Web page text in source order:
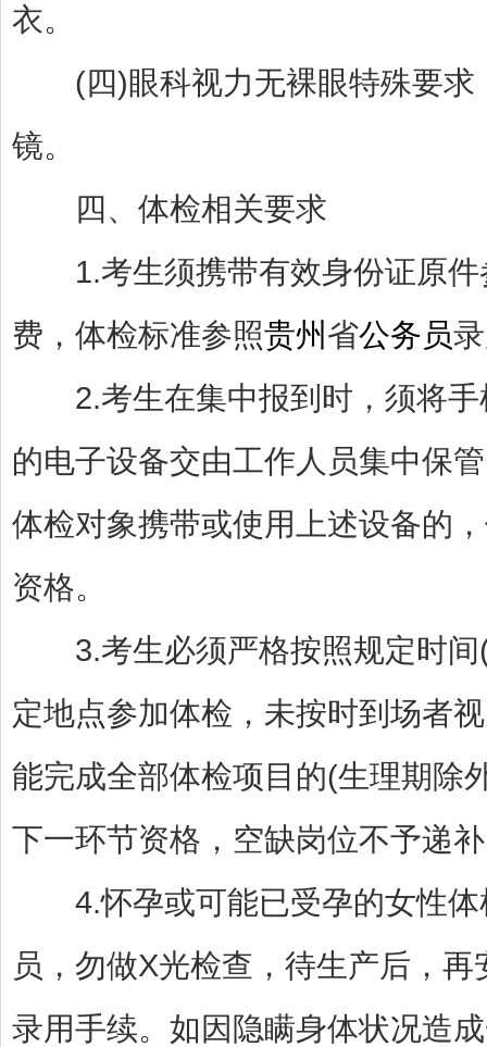
衣。
(四)眼科视力无裸眼特殊要求
镜。
四、体检相关要求
1.考生须携带有效身份证原件
费，体检标准参照贵州 省公务员
2.考生在集中报到时，须将手
的电子设备交由工作人员集中保
体检对象携带或使用上述设备的
资格。
3.考生必须严格按照规定时间
定地点参加体检，未按时到场者
能完成全部体检项目的(生理期除
下一环节资格，空缺岗位不予递
4.怀孕或可能已受孕的女性体
员，勿做X光检查，待生产后，
录用手续。如因隐瞒身体状况造